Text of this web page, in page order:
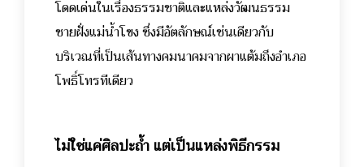
โดดเด่นในเรื่องธรรมชาติและแหล่งวัฒนธรรม
ชายฝั่งแม่น้ำโขง ซึ่งมีอัตลักษณ์เช่นเดียวกับ
บริเวณที่เป็นเส้นทางคมนาคมจากผาแต้มถึงอำเภอ
โพธิ์โทรทีเดียว
ไม่ใช่แค่ศิลปะถ้ำ แต่เป็นแหล่งพิธีกรรม